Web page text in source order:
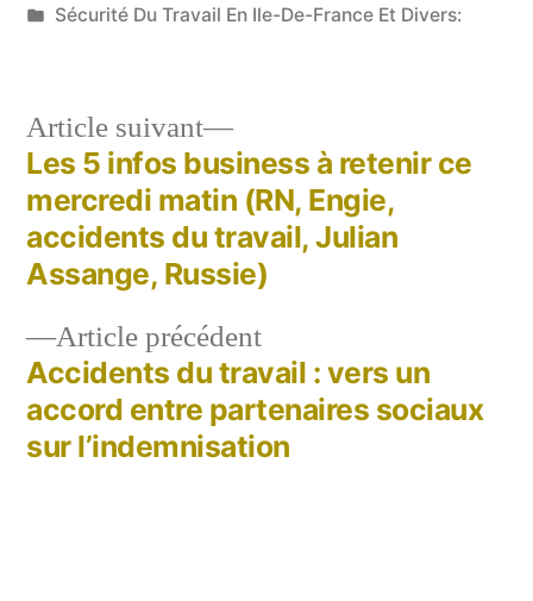
par
Publié
Sécurité Du Travail En Ile-De-France Et Divers:
Navigation
de
l’article
Article précédentArticle
précédent :
Accidents du travail : vers un
accord entre partenaires sociaux
sur l’indemnisation
Article suivant
Article
suivant :
Les 5 infos business à retenir ce
mercredi matin (RN, Engie,
accidents du travail, Julian
Assange, Russie)